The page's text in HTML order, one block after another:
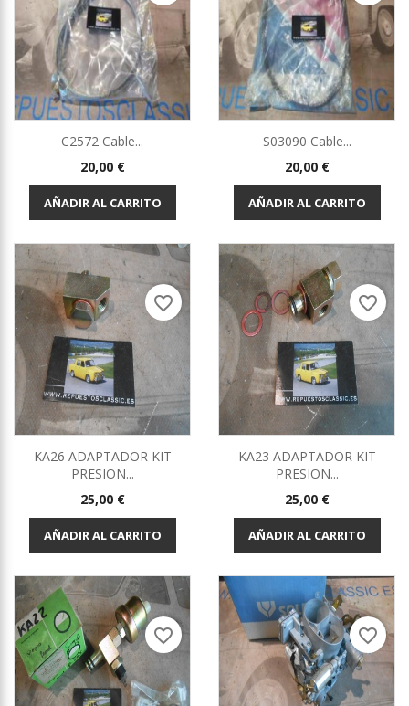
C2572 Cable...
Precio
20,00 €
AÑADIR AL CARRITO
S03090 Cable...
Precio
20,00 €
AÑADIR AL CARRITO
KA26 ADAPTADOR KIT
PRESION...
Precio
25,00 €
AÑADIR AL CARRITO
favorite_border
KA23 ADAPTADOR KIT
PRESION...
Precio
25,00 €
AÑADIR AL CARRITO
favorite_border
favorite_border favorite_border